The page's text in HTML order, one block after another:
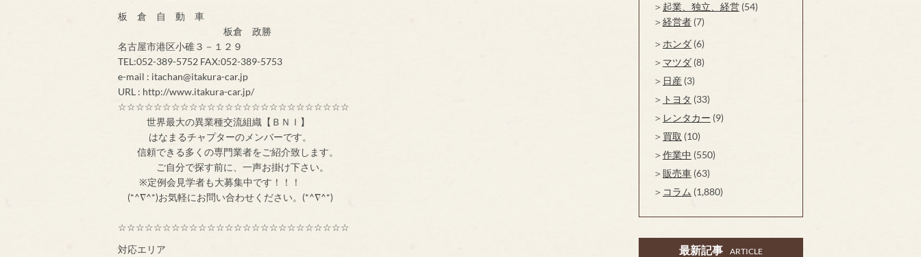
板 倉 自 動 車
板倉 政勝
名古屋市港区小碓３－１２９
TEL:052-389-5752 FAX:052-389-5753
e-mail : itachan@itakura-car.jp
URL : http://www.itakura-car.jp/
☆☆☆☆☆☆☆☆☆☆☆☆☆☆☆☆☆☆☆☆☆☆☆☆☆☆
世界最大の異業種交流組織【ＢＮＩ】
はなまるチャプターのメンバーです。
信頼できる多くの専門業者をご紹介致します。
ご自分で探す前に、一声お掛け下さい。
※定例会見学者も大募集中です！！！
(*^∇^*)お気軽にお問い合わせください。(*^∇^*)
☆☆☆☆☆☆☆☆☆☆☆☆☆☆☆☆☆☆☆☆☆☆☆☆☆☆
対応エリア
起業、独立、経営 (54)
経営者 (7)
ホンダ (6)
マツダ (8)
日産 (3)
トヨタ (33)
レンタカー (9)
買取 (10)
作業中 (550)
販売車 (63)
コラム (1,880)
最新記事 ARTICLE